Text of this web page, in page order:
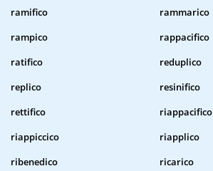
ramifico
rammarico
rampico
rappacifico
ratifico
reduplico
replico
resinifico
rettifico
riappacifico
riappiccico
riapplico
ribenedico
ricarico